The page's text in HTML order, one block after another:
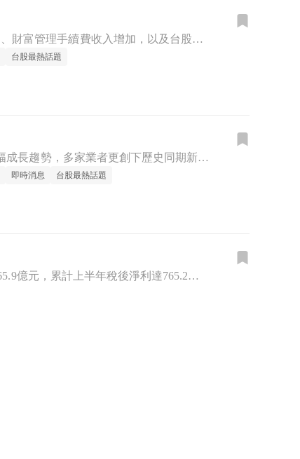
台灣多家金融控股公司近期陸續公布2026年上半年自結獲利，受惠於銀行核心業務穩健、財富管理手續費收入增加，以及台股交易熱絡帶動證券與投資收益，整體金融業展現強勁的營運動能，多家金控獲利雙雙改寫歷史同期
台股最熱話題
台灣多家金控公司近日陸續公布 2026 年 6 月與上半年自結財務數據，整體獲利呈現大幅成長趨勢，多家業者更創下歷史同期新高。受惠於資本市場交易熱絡、銀行核心業務穩健及壽險投資收益挹注，金融板塊展現強
即時消息 台股最熱話題
2026年上半年，台灣金融保險產業繳出亮眼成績單。國泰金控(2882)公布6月稅後淨利165.9億元，累計上半年稅後淨利達765.2億元，每股盈餘（EPS）4.95元。加計股票處分損益後，對保留盈餘的